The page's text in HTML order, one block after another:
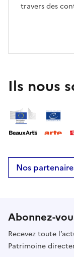
travers des
vous vous
Capucins à
des variations
audibles à nos
Chaque
interagit avec
Ils nous
Nos
Abonnez-
Recevez toute
Patrimoine